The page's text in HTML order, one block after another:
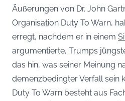
Äußerungen von Dr. John
Organisation Duty To Warn,
erregt, nachdem er in einem
argumentierte, Trumps
das hin, was seiner Meinung
demenzbedingter Verfall sein
Duty To Warn besteht aus